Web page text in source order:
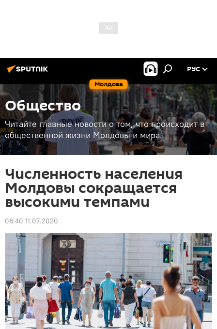
Молдова
РУС
Общество
Читайте главные новости о том, что происходит в
общественной жизни Молдовы и мира.
Численность населения
Молдовы сокращается
высокими темпами
08:40 11.07.2020